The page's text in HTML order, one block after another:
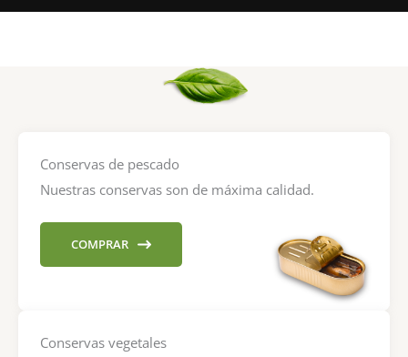
Conservas de pescado
Nuestras conservas son de máxima calidad.
COMPRAR
Conservas vegetales